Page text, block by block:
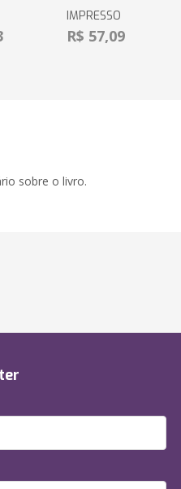
IMPRESSO
R$ 57,09
sobre o livro.